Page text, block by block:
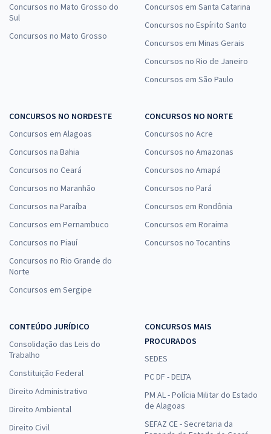
Concursos no Mato Grosso do
Sul
Concursos no Mato Grosso
Concursos em Santa Catarina
Concursos no Espírito Santo
Concursos em Minas Gerais
Concursos no Rio de Janeiro
Concursos em São Paulo
CONCURSOS NO NORDESTE
Concursos em Alagoas
Concursos na Bahia
Concursos no Ceará
Concursos no Maranhão
Concursos na Paraíba
Concursos em Pernambuco
Concursos no Piauí
Concursos no Rio Grande do
Norte
Concursos em Sergipe
CONCURSOS NO NORTE
Concursos no Acre
Concursos no Amazonas
Concursos no Amapá
Concursos no Pará
Concursos em Rondônia
Concursos em Roraima
Concursos no Tocantins
CONTEÚDO JURÍDICO
Consolidação das Leis do
Trabalho
Constituição Federal
Direito Administrativo
Direito Ambiental
Direito Civil
CONCURSOS MAIS
PROCURADOS
SEDES
PC DF - DELTA
PM AL - Polícia Militar do Estado
de Alagoas
SEFAZ CE - Secretaria da